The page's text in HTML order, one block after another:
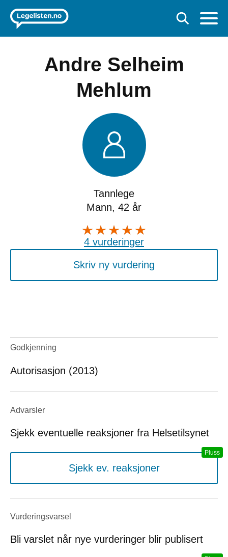
Andre Selheim
Mehlum
Tannlege
Mann, 42 år
4 vurderinger
Skriv ny vurdering
Godkjenning
Autorisasjon (2013)
Advarsler
Sjekk eventuelle reaksjoner fra Helsetilsynet
Sjekk ev. reaksjoner
Vurderings­varsel
Bli varslet når nye vurderinger blir publisert